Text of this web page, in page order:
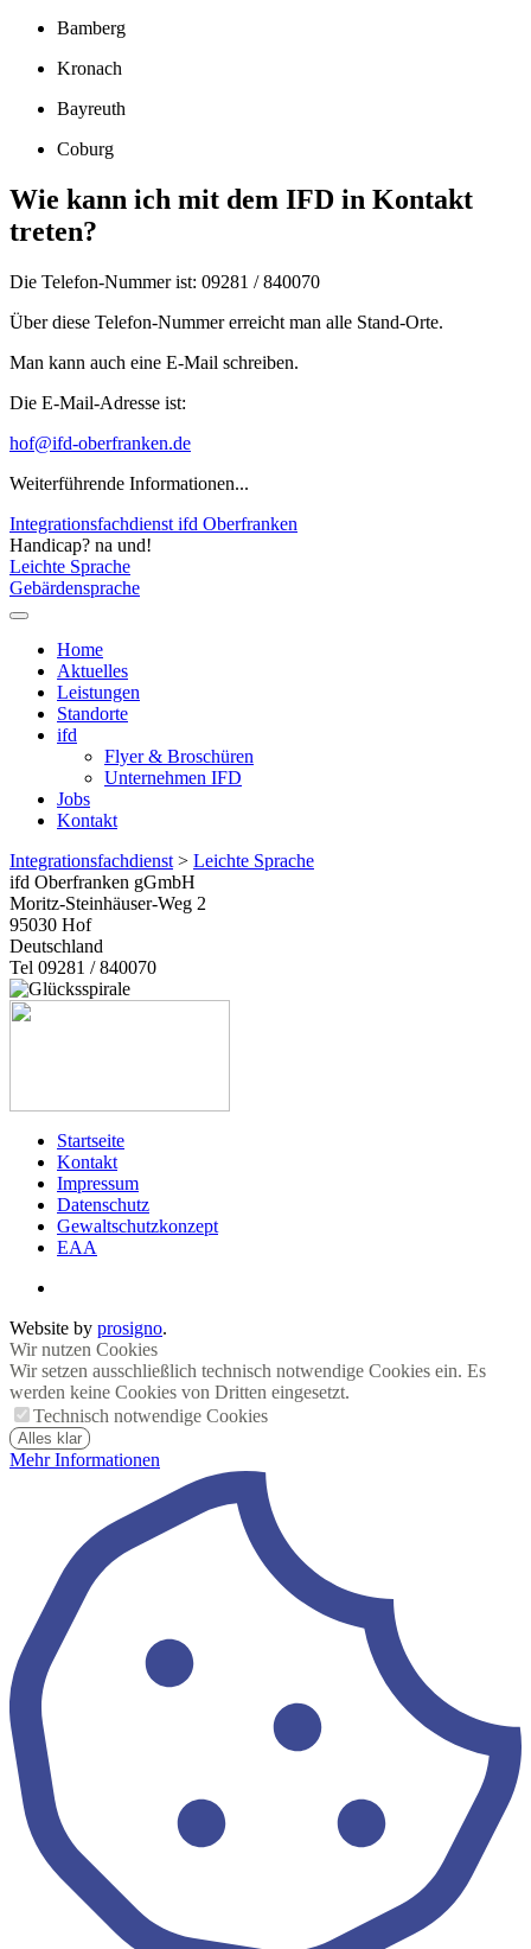
Bamberg
Kronach
Bayreuth
Coburg
Wie kann ich mit dem IFD in Kontakt
treten?
Die Telefon-Nummer ist: 09281 / 840070
Über diese Telefon-Nummer erreicht man alle Stand-Orte.
Man kann auch eine E-Mail schreiben.
Die E-Mail-Adresse ist:
hof@ifd-oberfranken.de
Weiterführende Informationen...
Integrationsfachdienst ifd Oberfranken
Handicap? na und!
Leichte Sprache
Gebärdensprache
Home
Aktuelles
Leistungen
Standorte
ifd
Flyer & Broschüren
Unternehmen IFD
Jobs
Kontakt
Integrationsfachdienst > Leichte Sprache
ifd Oberfranken gGmbH
Moritz-Steinhäuser-Weg 2
95030 Hof
Deutschland
Tel 09281 / 840070
Startseite
Kontakt
Impressum
Datenschutz
Gewaltschutzkonzept
EAA
Website by prosigno.
Wir nutzen Cookies
Wir setzen ausschließlich technisch notwendige Cookies ein. Es
werden keine Cookies von Dritten eingesetzt.
Technisch notwendige Cookies
Alles klar
Mehr Informationen